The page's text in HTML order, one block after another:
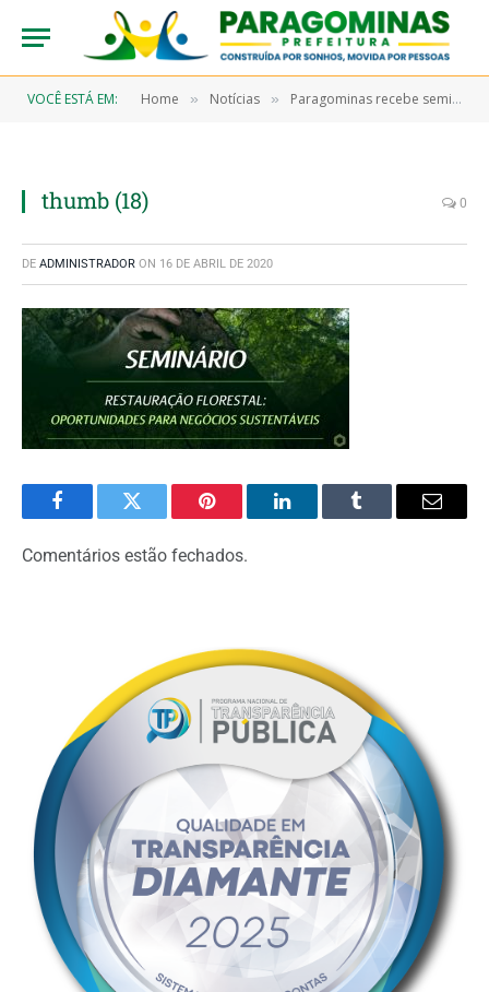
VOCÊ ESTÁ EM: Home » Notícias » Paragominas recebe seminário “Restauração Florestal: Oportunidades para negócios sustentáveis”
thumb (18) 0
DE ADMINISTRADOR ON 16 DE ABRIL DE 2020
FacebookTwitter Pinterest LinkedInTumblr Email
Comentários estão fechados.